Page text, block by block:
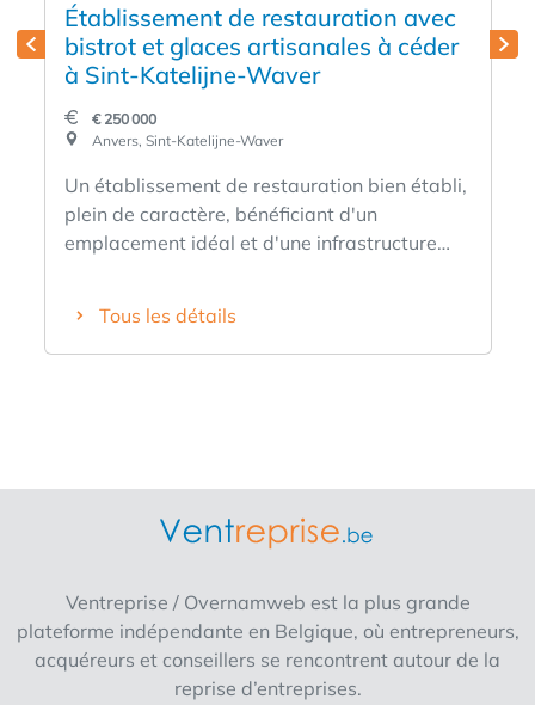
Établissement de restauration avec
bistrot et glaces artisanales à céder
à Sint-Katelijne-Waver
€ 250 000
Anvers, Sint-Katelijne-Waver
Un établissement de restauration bien établi,
plein de caractère, bénéficiant d'un
emplacement idéal et d'une infrastructure
et s'est constitué au fil des ans une clientèle
fidèle et variée. Sa situation centrale sur la
restauration d'environ 60 places assises -
Terrasse d'environ 40 places assises - Salle
personnes, idéale notamment pour les fêtes
de famille, les réunions et les repas de veillée
funéraire - Cuisine équipée de manière
Tous les détails
Ventreprise / Overnamweb est la plus grande
plateforme indépendante en Belgique, où entrepreneurs,
acquéreurs et conseillers se rencontrent autour de la
reprise d’entreprises.